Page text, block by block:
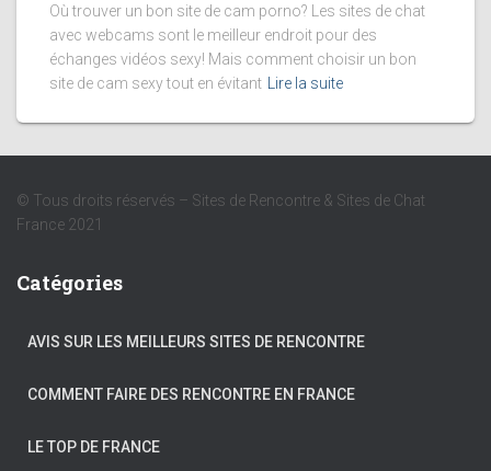
Où trouver un bon site de cam porno? Les sites de chat
avec webcams sont le meilleur endroit pour des
échanges vidéos sexy! Mais comment choisir un bon
site de cam sexy tout en évitant
Lire la suite
© Tous droits réservés – Sites de Rencontre & Sites de Chat
France 2021
Catégories
AVIS SUR LES MEILLEURS SITES DE RENCONTRE
COMMENT FAIRE DES RENCONTRE EN FRANCE
LE TOP DE FRANCE